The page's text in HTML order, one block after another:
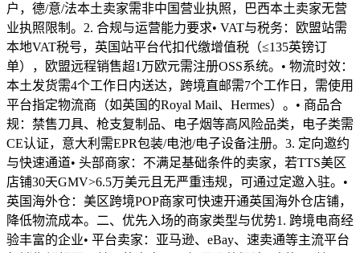
户，德/意/法本土卖家需非中国营业执照，巴西本土卖家无营
业执照限制。2. 合规与运营能力要求• VAT与税务：欧盟站需
本地VAT税号，英国站平台代扣代缴增值税（≤135英镑订
单），欧盟远程销售超1万欧元需注册OSS系统。• 物流时效：
本土发货需4个工作日内送达，跨境直邮需7个工作日，需使用
平台指定物流商（如英国的Royal Mail、Hermes）。• 商品合
规：禁售刀具、枪支复制品、电子烟等高风险品类，电子类需
CE认证，意大利需EPR包装/电池/电子设备注册。3. 定向邀约
与快速通道• 头部商家：不满足基础条件的卖家，若TTS美区
店铺30天GMV>6.5万美元且无严重违规，可通过定邀入驻。•
英国海外仓：美区跨境POP商家可快速开通英国海外仓店铺，
降低物流成本。二、优先入场的商家类型与优势1. 跨境电商经
验丰富的企业• 平台卖家：亚马逊、eBay、速卖通等主流平台